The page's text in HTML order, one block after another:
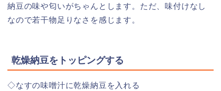
納豆の味や匂いがちゃんとします。ただ、味付けなし
なので若干物足りなさを感じます。
乾燥納豆をトッピングする
◇なすの味噌汁に乾燥納豆を入れる